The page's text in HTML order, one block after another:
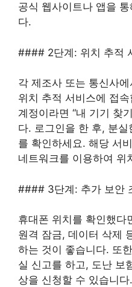
공식 웹사이트나 앱을
다.
#### 2단계: 위치 추적
각 제조사 또는 통신사
위치 추적 서비스에 접
계정이라면 “내 기기 찾
다. 로그인을 한 후, 분
를 확인하세요. 해당 서
네트워크를 이용하여 위
#### 3단계: 추가 보안
휴대폰 위치를 확인했다
원격 잠금, 데이터 삭제
하는 것이 좋습니다. 또
실 신고를 하고, 도난 보
상을 신청할 수 있습니다.